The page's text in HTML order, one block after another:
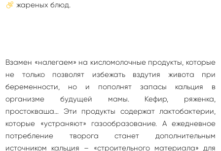
жареных блюд.
Взамен «налегаем» на кисломолочные продукты, которые
не только позволят избежать вздутия живота при
беременности, но и пополнят запасы кальция в
организме будущей мамы. Кефир, ряженка,
простокваша… Эти продукты содержат лактобактерии,
которые «устраняют» газообразование. А ежедневное
потребление творога станет дополнительным
источником кальция – «строительного материала» для